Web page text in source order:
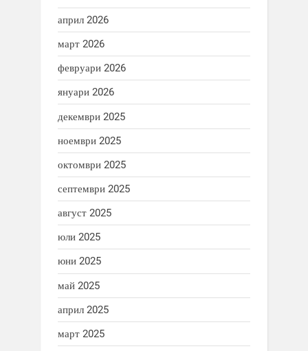
април 2026
март 2026
февруари 2026
януари 2026
декември 2025
ноември 2025
октомври 2025
септември 2025
август 2025
юли 2025
юни 2025
май 2025
април 2025
март 2025